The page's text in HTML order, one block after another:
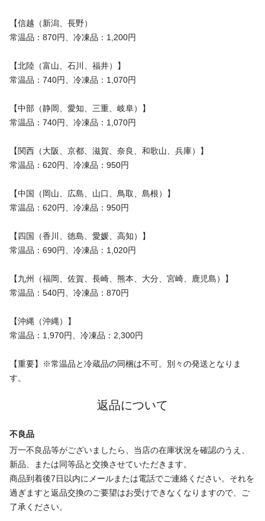
【信越（新潟、長野）
常温品：870円、冷凍品：1,200円
【北陸（富山、石川、福井）】
常温品：740円、冷凍品：1,070円
【中部（静岡、愛知、三重、岐阜）】
常温品：740円、冷凍品：1,070円
【関西（大阪、京都、滋賀、奈良、和歌山、兵庫）】
常温品：620円、冷凍品：950円
【中国（岡山、広島、山口、鳥取、島根）】
常温品：620円、冷凍品：950円
【四国（香川、徳島、愛媛、高知）】
常温品：690円、冷凍品：1,020円
【九州（福岡、佐賀、長崎、熊本、大分、宮崎、鹿児島）】
常温品：540円、冷凍品：870円
【沖縄（沖縄）】
常温品：1,970円、冷凍品：2,300円
【重要】※常温品と冷蔵品の同梱は不可。別々の発送となりま
す。
返品について
不良品
万一不良品等がございましたら、当店の在庫状況を確認のうえ、
新品、または同等品と交換させていただきます。
商品到着後7日以内にメールまたは電話でご連絡ください。それを
過ぎますと返品交換のご要望はお受けできなくなりますので、ご
了承ください。